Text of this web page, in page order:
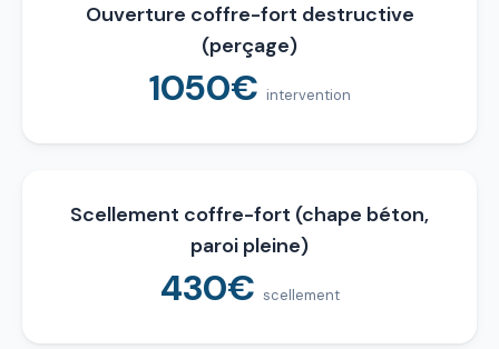
Ouverture coffre-fort destructive
(perçage)
1050€ intervention
Scellement coffre-fort (chape béton,
paroi pleine)
430€ scellement